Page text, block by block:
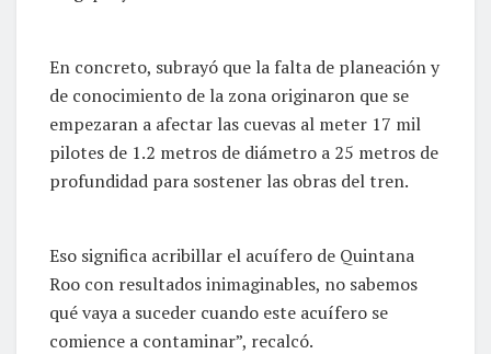
En concreto, subrayó que la falta de planeación y
de conocimiento de la zona originaron que se
empezaran a afectar las cuevas al meter 17 mil
pilotes de 1.2 metros de diámetro a 25 metros de
profundidad para sostener las obras del tren.
Eso significa acribillar el acuífero de Quintana
Roo con resultados inimaginables, no sabemos
qué vaya a suceder cuando este acuífero se
comience a contaminar”, recalcó.